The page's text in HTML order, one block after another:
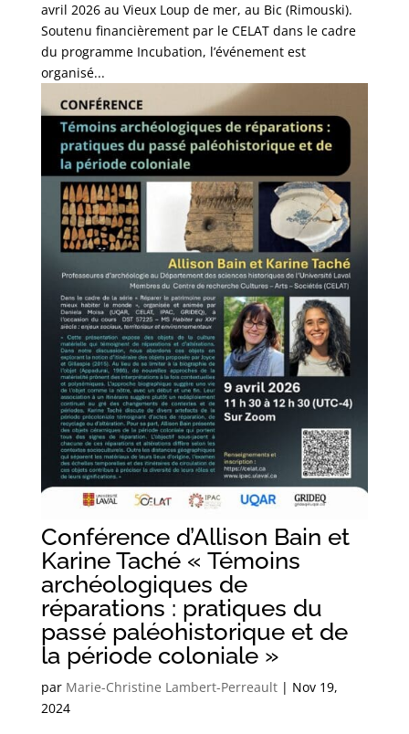
avril 2026 au Vieux Loup de mer, au Bic (Rimouski).
Soutenu financièrement par le CELAT dans le cadre
du programme Incubation, l’événement est
organisé...
Conférence d’Allison Bain et
Karine Taché « Témoins
archéologiques de
réparations : pratiques du
passé paléohistorique et de
la période coloniale »
par Marie-Christine Lambert-Perreault| Nov 19,
2024